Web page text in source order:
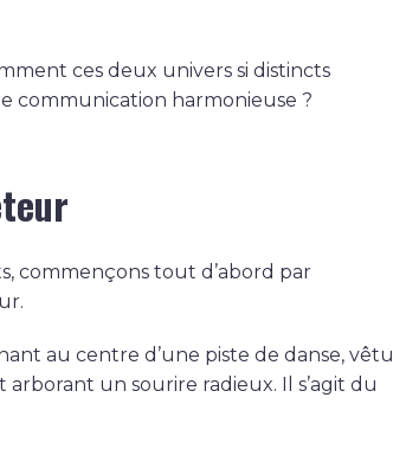
ces deux univers si distincts
communication harmonieuse ?
commençons tout d’abord par
au centre d’une piste de danse, vêtu
un sourire radieux. Il s’agit du